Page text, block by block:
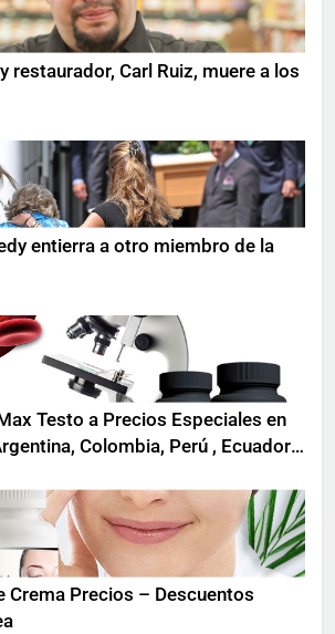
restaurador, Carl Ruiz, muere a los
entierra a otro miembro de la
Testo a Precios Especiales en
Colombia, Perú , Ecuador,
Crema Precios – Descuentos